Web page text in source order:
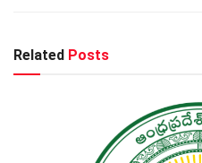
Related Posts